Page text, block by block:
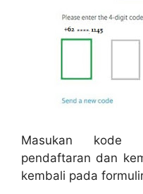
Masukan kode
pendaftaran dan
kembali pada